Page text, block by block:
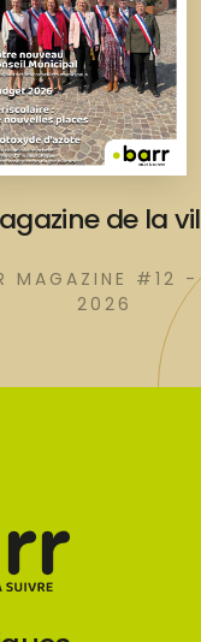
de la
MAGAZINE #12 -
2026